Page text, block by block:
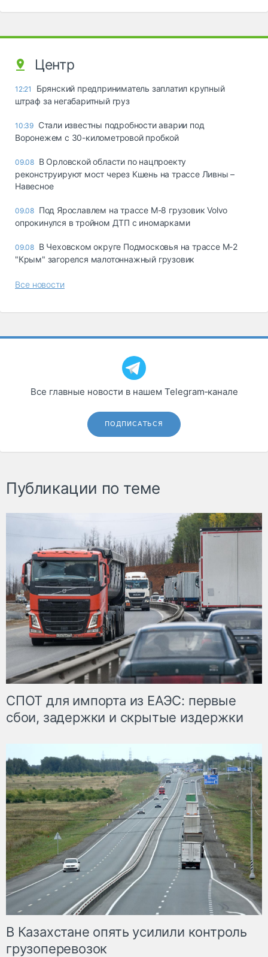
Центр
12:21
Брянский предприниматель заплатил крупный
штраф за негабаритный груз
10:39 Стали известны подробности аварии под
Воронежем с 30-километровой пробкой
09.08 В Орловской области по нацпроекту
реконструируют мост через Кшень на трассе Ливны –
Навесное
09.08 Под Ярославлем на трассе М-8 грузовик Volvo
опрокинулся в тройном ДТП с иномарками
09.08 В Чеховском округе Подмосковья на трассе М-2
"Крым" загорелся малотоннажный грузовик
Все новости
Все главные новости в нашем Telegram‑канале
ПОДПИСАТЬСЯ
Публикации по теме
СПОТ для импорта из ЕАЭС: первые
сбои, задержки и скрытые издержки
В Казахстане опять усилили контроль
грузоперевозок